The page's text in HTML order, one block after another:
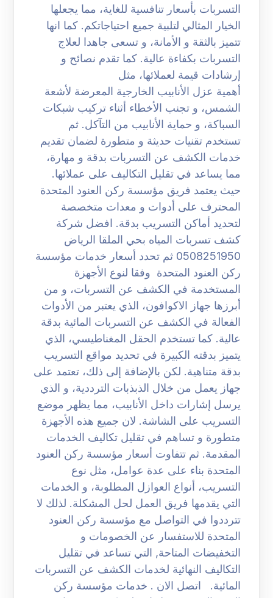
التسربات بأسعار تنافسية للغاية، مما يجعلها
الخيار المثالي لتلبية جميع احتياجاتكم. كما انها
تتميز بالثقة و الأمانة، و تسعى جاهدا لعلاج
التسربات بكفاءة عالية. كما تقدم نصائح و
إرشادات قيمة لعملائها، مثل
أهمية عزل الأنابيب الخارجية المعرضة لأشعة
الشمس، و تجنب الأخطاء أثناء تركيب شبكات
السباكة، و حماية الأنابيب من التآكل. ثم
تستخدم تقنيات حديثة و متطورة لضمان تقديم
خدمات الكشف عن التسربات بدقة و مهارة،
مما يساعد في تقليل التكاليف على عملائها.
حيث يعتمد فريق مؤسسة ركن العنود المتحدة
المحترف على أدوات و معدات متخصصة
لتحديد أماكن التسريب بدقة. افضل شركة
كشف تسربات المياه بحي الملقا الرياض
0508251950 ثم تحدد أسعار خدمات مؤسسة
ركن العنود المتحدة وفقا لنوع الأجهزة
المستخدمة في الكشف عن التسربات، و من
أبرزها جهاز الاكوافون، الذي يعتبر من الأدوات
الفعالة في الكشف عن التسربات المائية بدقة
عالية. كما تستخدم الحقل المغناطيسي، الذي
يتميز بدقته الكبيرة في تحديد مواقع التسريب
بدقة متناهية. لكن بالإضافة إلى ذلك، تعتمد على
جهاز يعمل من خلال الذبذبات الترددية، و الذي
يرسل إشارات داخل الأنابيب، مما يظهر موضع
التسريب على الشاشة. لان جميع هذه الأجهزة
متطورة و تساهم في تقليل تكاليف الخدمات
المقدمة. ثم تتفاوت أسعار مؤسسة ركن العنود
المتحدة بناء على عدة عوامل، مثل نوع
التسريب، أنواع العوازل المطلوبة، و الخدمات
التي يقدمها فريق العمل لحل المشكلة. لذلك لا
تترددوا في التواصل مع مؤسسة ركن العنود
المتحدة للاستفسار عن الخصومات و
التخفيضات المتاحة, التي تساعد في تقليل
التكاليف النهائية لخدمات الكشف عن التسربات
المائية. اتصل الان . خدمات مؤسسة ركن